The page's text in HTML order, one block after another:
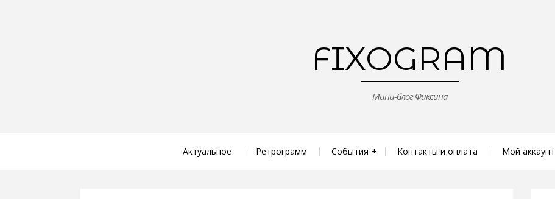
FIXOGRAM
Мини-блог Фиксина
Актуальное Ретрограмм События Контакты и оплата Мой аккаунт